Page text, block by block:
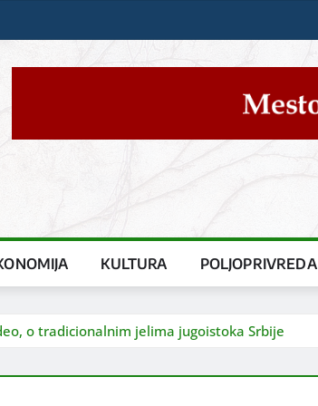
KULTURA POLJOPRIVREDA
o tradicionalnim jelima jugoistoka Srbije